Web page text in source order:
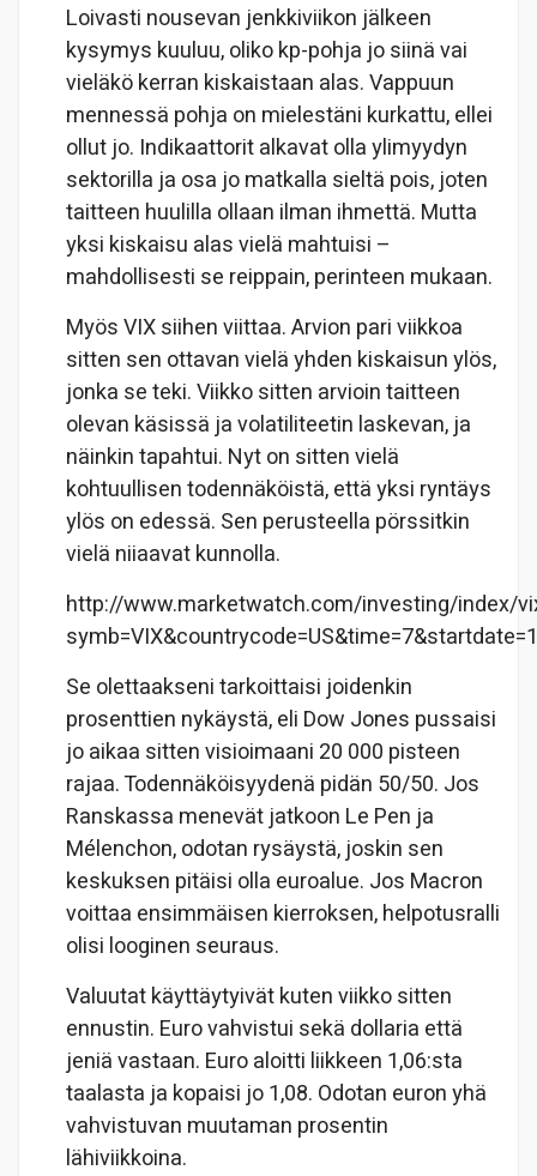
Loivasti nousevan jenkkiviikon jälkeen
kysymys kuuluu, oliko kp-pohja jo siinä vai
vieläkö kerran kiskaistaan alas. Vappuun
mennessä pohja on mielestäni kurkattu, ellei
ollut jo. Indikaattorit alkavat olla ylimyydyn
sektorilla ja osa jo matkalla sieltä pois, joten
taitteen huulilla ollaan ilman ihmettä. Mutta
yksi kiskaisu alas vielä mahtuisi –
mahdollisesti se reippain, perinteen mukaan.
Myös VIX siihen viittaa. Arvion pari viikkoa
sitten sen ottavan vielä yhden kiskaisun ylös,
jonka se teki. Viikko sitten arvioin taitteen
olevan käsissä ja volatiliteetin laskevan, ja
näinkin tapahtui. Nyt on sitten vielä
kohtuullisen todennäköistä, että yksi ryntäys
ylös on edessä. Sen perusteella pörssitkin
vielä niiaavat kunnolla.
http://www.marketwatch.com/investing/index/
Se olettaakseni tarkoittaisi joidenkin
prosenttien nykäystä, eli Dow Jones pussaisi
jo aikaa sitten visioimaani 20 000 pisteen
rajaa. Todennäköisyydenä pidän 50/50. Jos
Ranskassa menevät jatkoon Le Pen ja
Mélenchon, odotan rysäystä, joskin sen
keskuksen pitäisi olla euroalue. Jos Macron
voittaa ensimmäisen kierroksen, helpotusralli
olisi looginen seuraus.
Valuutat käyttäytyivät kuten viikko sitten
ennustin. Euro vahvistui sekä dollaria että
jeniä vastaan. Euro aloitti liikkeen 1,06:sta
taalasta ja kopaisi jo 1,08. Odotan euron yhä
vahvistuvan muutaman prosentin
lähiviikkoina.